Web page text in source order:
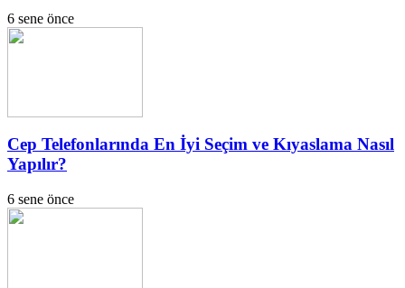
6 sene önce
Cep Telefonlarında En İyi Seçim ve Kıyaslama Nasıl
Yapılır?
6 sene önce